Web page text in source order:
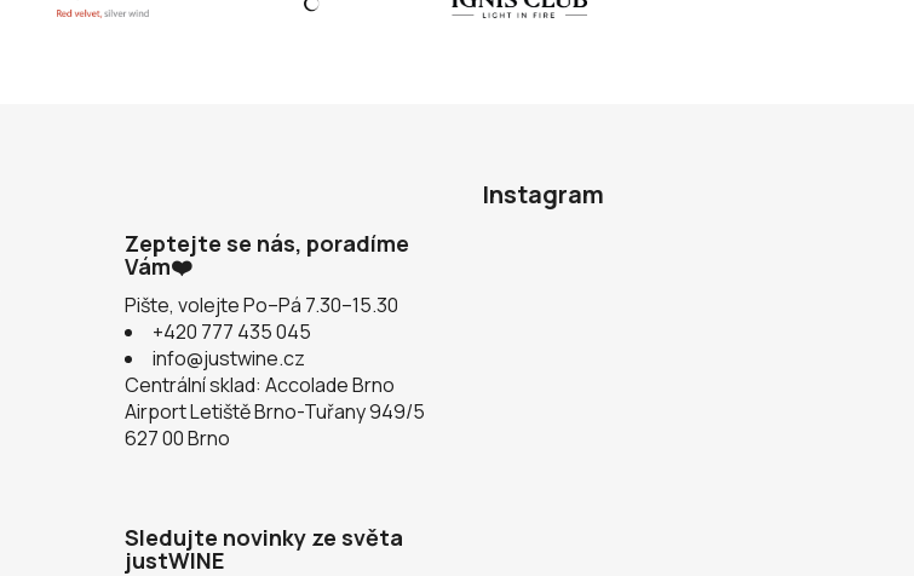
Zeptejte se nás, poradíme
Vám❤️
Pište, volejte Po–Pá 7.30–15.30
+420 777 435 045
info@justwine.cz
Centrální sklad: Accolade Brno
Airport Letiště Brno-Tuřany 949/5
627 00 Brno
Sledujte novinky ze světa
justWINE
Instagram